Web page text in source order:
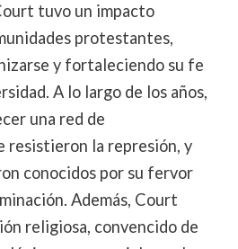
tuvo un impacto
protestantes,
y fortaleciendo su fe
A lo largo de los años,
una red de
resistieron la represión, y
conocidos por su fervor
Además, Court
religiosa, convencido de